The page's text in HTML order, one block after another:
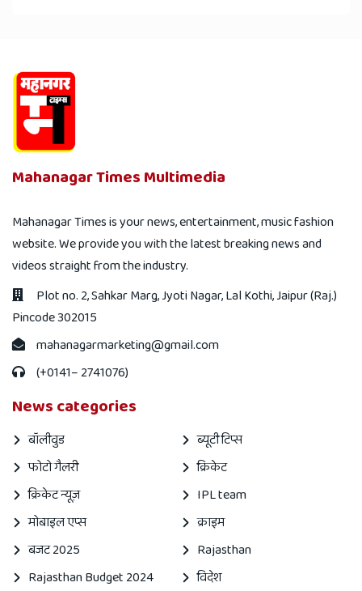
Mahanagar Times Multimedia
Mahanagar Times is your news, entertainment, music fashion
website. We provide you with the latest breaking news and
videos straight from the industry.
Plot no. 2, Sahkar Marg, Jyoti Nagar, Lal Kothi, Jaipur (Raj.)
Pincode 302015
mahanagarmarketing@gmail.com
(+0141– 2741076)
News categories
बॉलीवुड
ब्यूटी टिप्स
फोटो गैलरी
क्रिकेट
क्रिकेट न्यूज़
IPL team
मोबाइल एप्स
क्राइम
बजट 2025
Rajasthan
Rajasthan Budget 2024
विदेश